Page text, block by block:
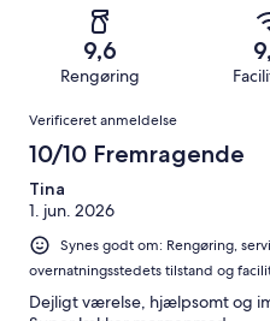
anmeldelser
1086
alt
1086
Forfærdeligt.
af
alt
1086
anmeldelser
9,6
Rengøring
Anmeldelser
Verificeret anmeldelse
10/10 Fremragende
Tina
1. jun. 2026
Synes godt om: Rengøring,
overnatningsstedets tilstand og
Dejligt værelse, hjælpsomt og